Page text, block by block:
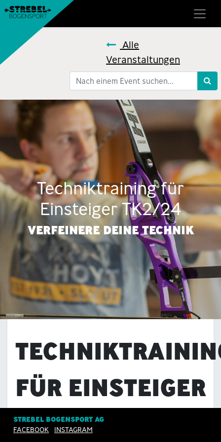
Alle
Veranstaltungen
Techniktraining für
Einsteiger TK2/24
VERFEINERE DEINE TECHNIK
FÜR EINSTEIGER
Ziel dieses Trainings ist das Erlernen und
STREBEL BOGENSPORT AG
FACEBOOK
INSTAGRAM